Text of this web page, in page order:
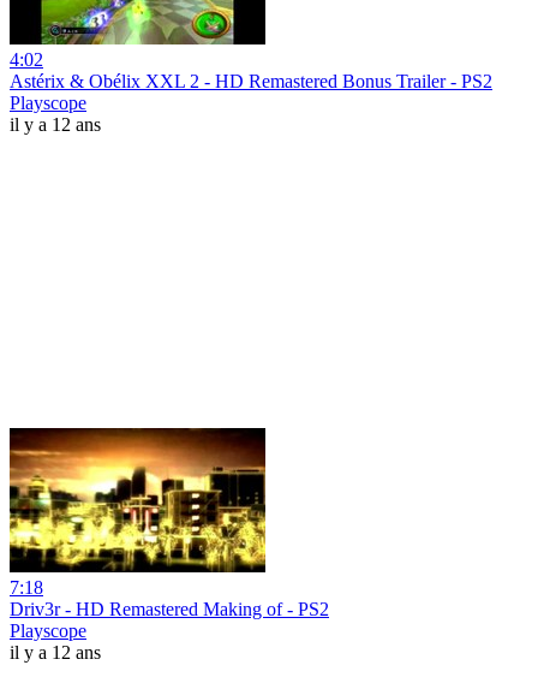
4:02
Astérix & Obélix XXL 2 - HD Remastered Bonus Trailer - PS2
Playscope
il y a 12 ans
7:18
Driv3r - HD Remastered Making of - PS2
Playscope
il y a 12 ans